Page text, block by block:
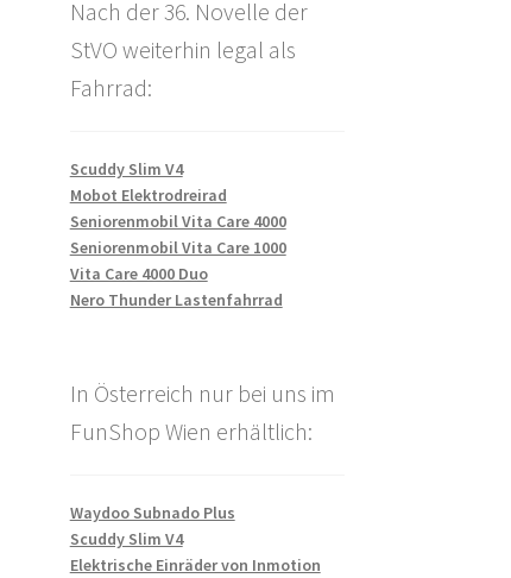
Nach der 36. Novelle der
StVO weiterhin legal als
Fahrrad:
Scuddy Slim V4
Mobot Elektrodreirad
Seniorenmobil Vita Care 4000
Seniorenmobil Vita Care 1000
Vita Care 4000 Duo
Nero Thunder Lastenfahrrad
In Österreich nur bei uns im
FunShop Wien erhältlich:
Waydoo Subnado Plus
Scuddy Slim V4
Elektrische Einräder von Inmotion